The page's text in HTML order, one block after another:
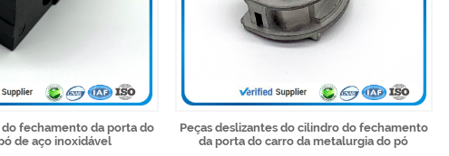
do fechamento da porta do
de aço inoxidável
Peças deslizantes do cilindro do fechamento
da porta do carro da metalurgia do pó